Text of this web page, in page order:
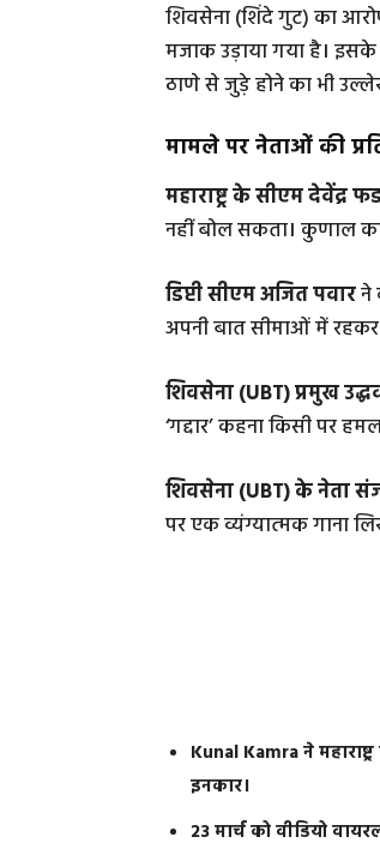
शिवसेना (शिंदे गुट) का
मजाक उड़ाया गया है।
ठाणे से जुड़े होने का भी
मामले पर नेताओं की
महाराष्ट्र के सीएम देवेंद्र
नहीं बोल सकता। कुणाल
डिप्टी सीएम अजित पवारने
अपनी बात सीमाओं में
शिवसेना (UBT) प्रमुख
‘गद्दार’ कहना किसी पर
शिवसेना (UBT) के नेता
पर एक व्यंग्यात्मक गाना
Kunal Kamra ने
इनकार।
23 मार्च को वीडियो